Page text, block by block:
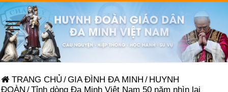
TRANG CHỦ /GIA ĐÌNH ĐA MINH / HUYNH
ĐOÀN /Tỉnh dòng Đa Minh Việt Nam 50 năm nhìn lại